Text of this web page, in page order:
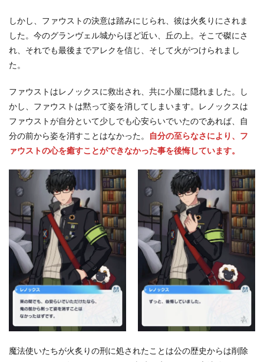
しかし、ファウストの決意は踏みにじられ、彼は火炙りにされま
した。今のグランヴェル城からほど近い、丘の上。そこで磔にさ
れ、それでも最後までアレクを信じ、そして火がつけられまし
た。
ファウストはレノックスに救出され、共に小屋に隠れました。し
かし、ファウストは黙って姿を消してしまいます。レノックスは
ファウストが自分といて少しでも心安らいでいたのであれば、自
分の前から姿を消すことはなかった。
自分の至らなさにより、フ
ァウストの心を癒すことができなかった事を後悔しています。
魔法使いたちが火炙りの刑に処されたことは公の歴史からは削除